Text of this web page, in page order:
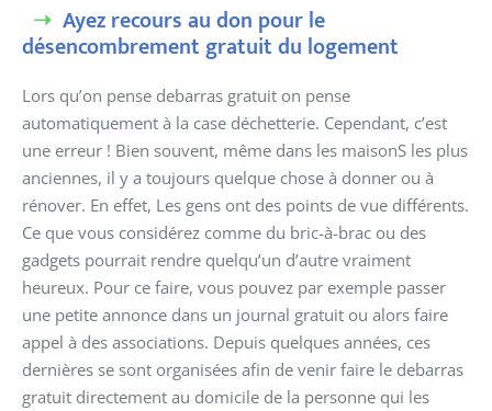
Ayez recours au don pour le
désencombrement gratuit du logement
Lors qu’on pense debarras gratuit on pense
automatiquement à la case déchetterie. Cependant, c’est
une erreur ! Bien souvent, même dans les maisonS les plus
anciennes, il y a toujours quelque chose à donner ou à
rénover. En effet, Les gens ont des points de vue différents.
Ce que vous considérez comme du bric-à-brac ou des
gadgets pourrait rendre quelqu’un d’autre vraiment
heureux. Pour ce faire, vous pouvez par exemple passer
une petite annonce dans un journal gratuit ou alors faire
appel à des associations. Depuis quelques années, ces
dernières se sont organisées afin de venir faire le debarras
gratuit directement au domicile de la personne qui les